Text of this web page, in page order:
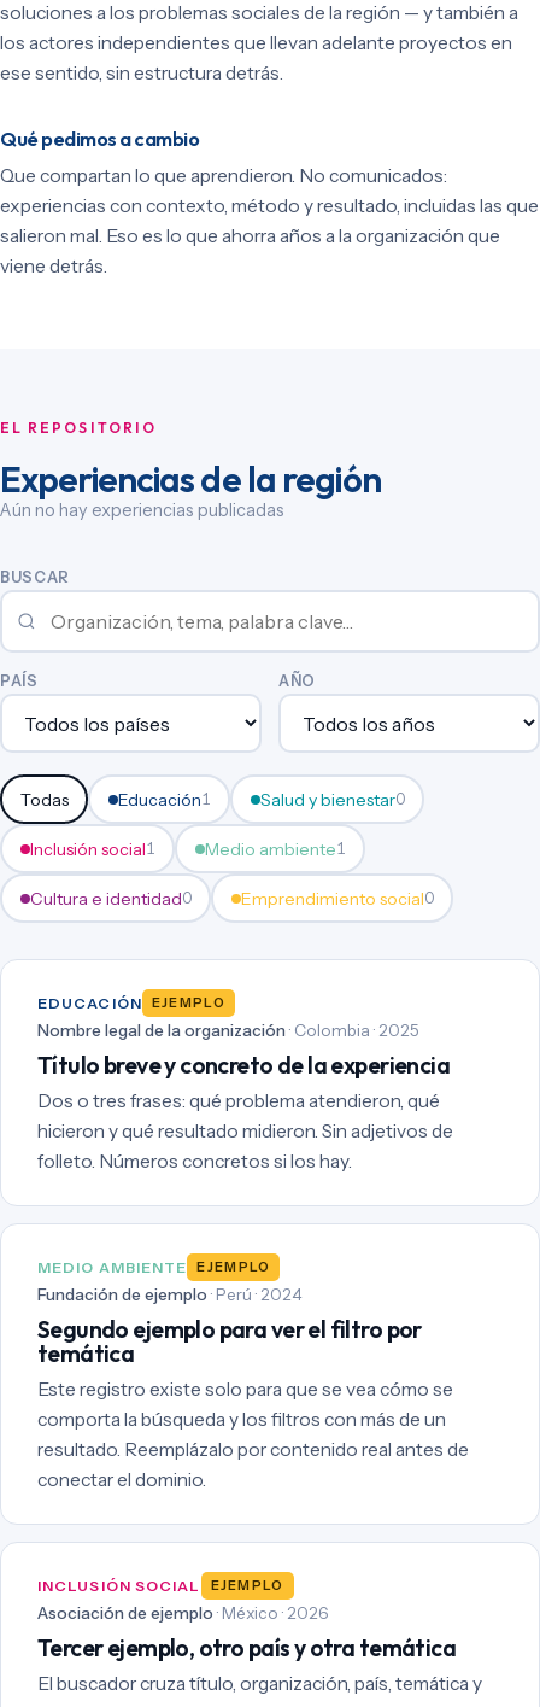
soluciones a los problemas sociales de la región — y también a
los actores independientes que llevan adelante proyectos en
ese sentido, sin estructura detrás.
Qué pedimos a cambio
Que compartan lo que aprendieron. No comunicados:
experiencias con contexto, método y resultado, incluidas las que
salieron mal. Eso es lo que ahorra años a la organización que
viene detrás.
EL REPOSITORIO
Experiencias de la región
Aún no hay experiencias publicadas
BUSCAR
PAÍS AÑO
Todas Educación1 Salud y bienestar0
Inclusión social1 Medio ambiente1
Cultura e identidad0 Emprendimiento social0
EDUCACIÓN EJEMPLO
Nombre legal de la organización · Colombia · 2025
Título breve y concreto de la experiencia
Dos o tres frases: qué problema atendieron, qué
hicieron y qué resultado midieron. Sin adjetivos de
folleto. Números concretos si los hay.
MEDIO AMBIENTE EJEMPLO
Fundación de ejemplo · Perú · 2024
Segundo ejemplo para ver el filtro por
temática
Este registro existe solo para que se vea cómo se
comporta la búsqueda y los filtros con más de un
resultado. Reemplázalo por contenido real antes de
conectar el dominio.
INCLUSIÓN SOCIAL EJEMPLO
Asociación de ejemplo · México · 2026
Tercer ejemplo, otro país y otra temática
El buscador cruza título, organización, país, temática y